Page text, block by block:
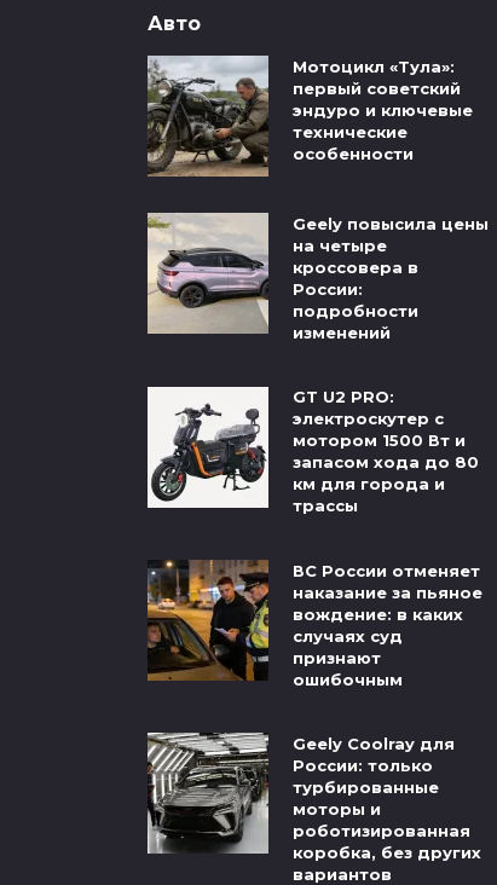
Авто
Мотоцикл «Тула»:
первый советский
эндуро и ключевые
технические
особенности
Geely повысила цены
на четыре
кроссовера в
России:
подробности
изменений
GT U2 PRO:
электроскутер с
мотором 1500 Вт и
запасом хода до 80
км для города и
трассы
ВС России отменяет
наказание за пьяное
вождение: в каких
случаях суд
признают
ошибочным
Geely Coolray для
России: только
турбированные
моторы и
роботизированная
коробка, без других
вариантов